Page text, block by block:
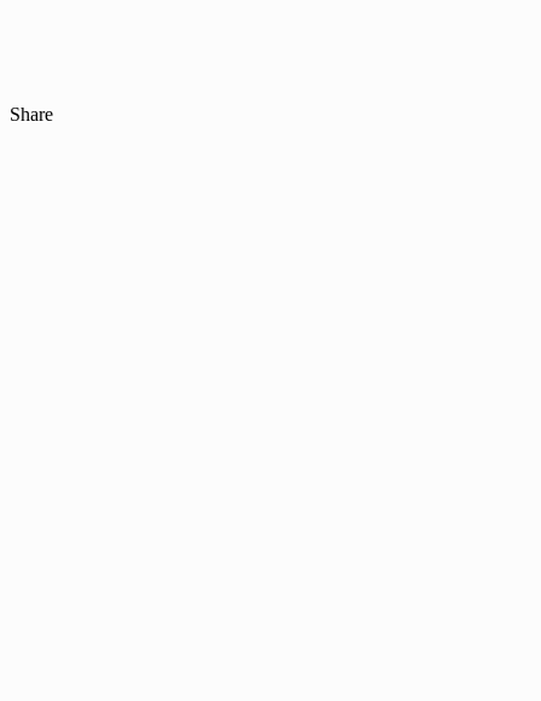
Share